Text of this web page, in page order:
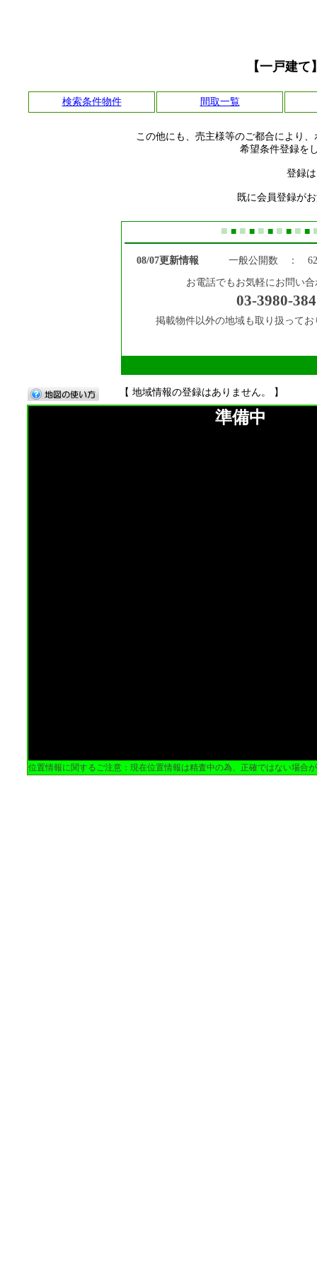
【一戸建
検索条件物件 間取一覧
この他にも、売主様等のご都合により
希望条件登録を
登録
既に会員登録が
■ ■ ■ ■ ■ ■ ■ ■ ■ ■
08/07更新情報 一般公開数 ：
お電話でもお気軽にお問い
03-3980-
掲載物件以外の地域も取り扱って
【 地域情報の登録はありません。 】
準備中
位置情報に関するご注意：現在位置情報は精査中の為、正確ではない場合